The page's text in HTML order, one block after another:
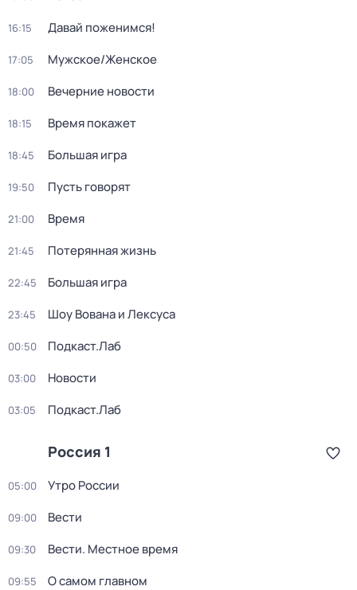
16:15 Давай поженимся!
17:05 Мужское/Женское
18:00 Вечерние новости
18:15 Время покажет
18:45 Большая игра
19:50 Пусть говорят
21:00 Время
21:45 Потерянная жизнь
22:45 Большая игра
23:45 Шоу Вована и Лексуса
00:50 Подкаст.Лаб
03:00 Новости
03:05 Подкаст.Лаб
Россия 1
05:00 Утро России
09:00 Вести
09:30 Вести. Местное время
09:55 О самом главном